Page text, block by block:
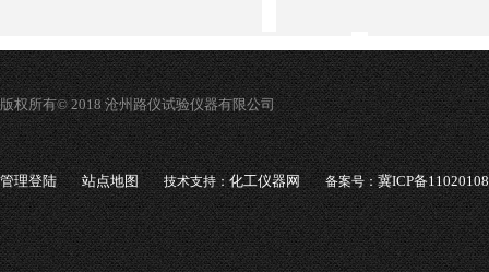
版权所有© 2018 沧州路仪试验仪器有限公司
管理登陆 站点地图 技术支持：化工仪器网 备案号：冀ICP备